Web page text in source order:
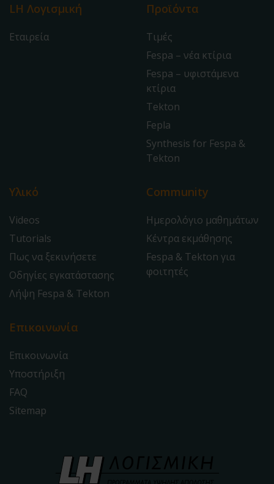
LH Λογισμική
Εταιρεία
Προϊόντα
Τιμές
Fespa – νέα κτίρια
Fespa – υφιστάμενα
κτίρια
Tekton
Fepla
Synthesis for Fespa &
Tekton
Υλικό
Videos
Tutorials
Πως να ξεκινήσετε
Οδηγίες εγκατάστασης
Λήψη Fespa & Tekton
Community
Ημερολόγιο μαθημάτων
Κέντρα εκμάθησης
Fespa & Tekton για
φοιτητές
Επικοινωνία
Επικοινωνία
Υποστήριξη
FAQ
Sitemap